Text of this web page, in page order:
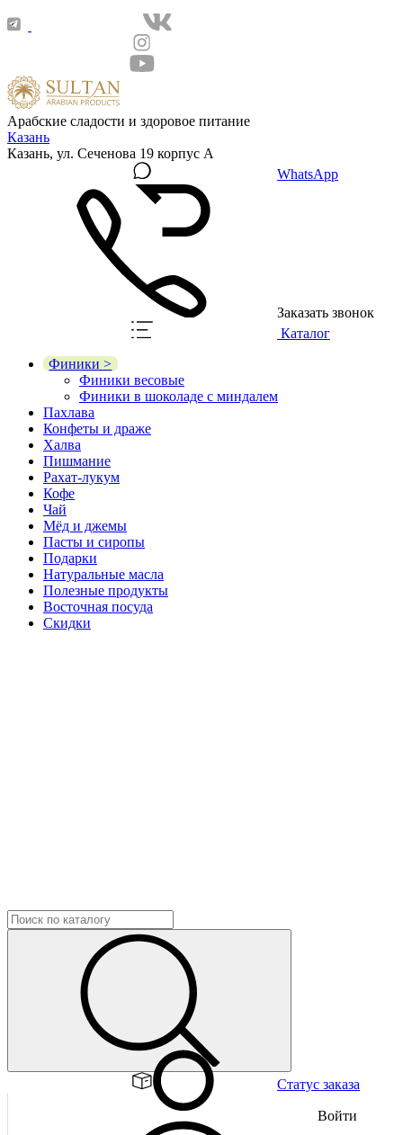
Арабские сладости и здоровое питание
Казань
Казань, ул. Сеченова 19 корпус А
WhatsApp
Заказать звонок
Каталог
Финики >
Финики весовые
Финики в шоколаде с миндалем
Пахлава
Конфеты и драже
Халва
Пишмание
Рахат-лукум
Кофе
Чай
Мёд и джемы
Пасты и сиропы
Подарки
Натуральные масла
Полезные продукты
Восточная посуда
Скидки
Статус заказа
Войти